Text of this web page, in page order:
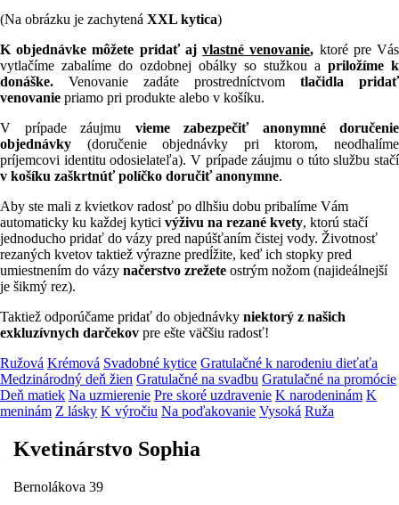
(Na obrázku je zachytená XXL kytica)
K objednávke môžete pridať ajvlastné venovanie, ktoré pre Vás
vytlačíme zabalíme do ozdobnej obálky so stužkou a priložíme k
donáške. Venovanie zadáte prostredníctvom tlačidla pridať
venovanie priamo pri produkte alebo v košíku.
V prípade záujmu vieme zabezpečiť anonymné doručenie
objednávky (doručenie objednávky pri ktorom, neodhalíme
príjemcovi identitu odosielateľa). V prípade záujmu o túto službu stačí
v košíku zaškrtnúť políčko doručiť anonymne.
Aby ste mali z kvietkov radosť po dlhšiu dobu pribalíme Vám
automaticky ku každej kytici výživu na rezané kvety, ktorú stačí
jednoducho pridať do vázy pred napúšťaním čistej vody. Životnosť
rezaných kvetov taktiež výrazne predĺžite, keď ich stopky pred
umiestnením do vázy načerstvo zrežete ostrým nožom (najideálnejší
je šikmý rez).
Taktiež odporúčame pridať do objednávky niektorý z našich
exkluzívnych darčekov pre ešte väčšiu radosť!
Ružová Krémová Svadobné kytice Gratulačné k narodeniu dieťaťa
Medzinárodný deň žien Gratulačné na svadbu Gratulačné na promócie
Deň matiek Na uzmierenie Pre skoré uzdravenie K narodeninám K
meninám Z lásky K výročiu Na poďakovanie Vysoká Ruža
Kvetinárstvo Sophia
Bernolákova 39